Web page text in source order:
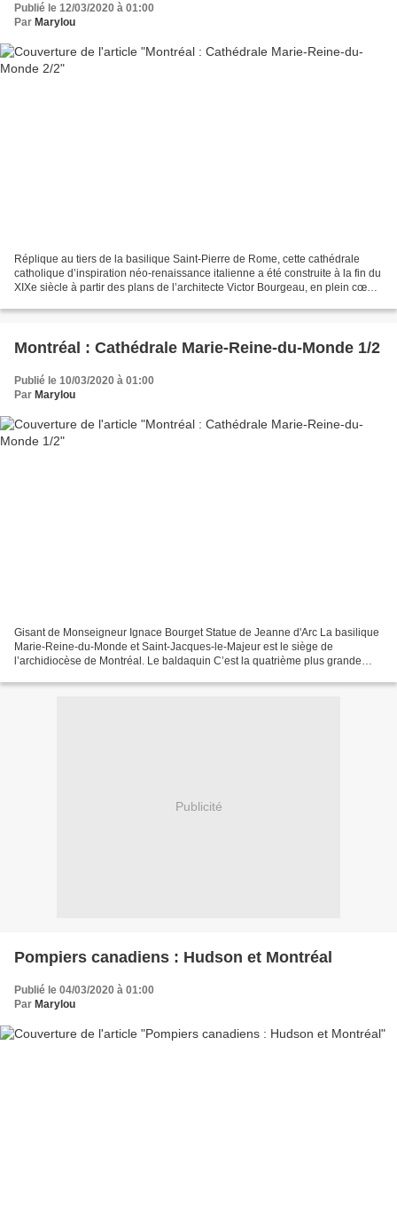
Publié le 12/03/2020 à 01:00
Par Marylou
Réplique au tiers de la basilique Saint-Pierre de Rome, cette cathédrale
catholique d’inspiration néo-renaissance italienne a été construite à la fin du
XIXe siècle à partir des plans de l’architecte Victor Bourgeau, en plein cœur
Montréal : Cathédrale Marie-Reine-du-Monde 1/2
Publié le 10/03/2020 à 01:00
Par Marylou
Gisant de Monseigneur Ignace Bourget Statue de Jeanne d'Arc La basilique
Marie-Reine-du-Monde et Saint-Jacques-le-Majeur est le siège de
l’archidiocèse de Montréal. Le baldaquin C’est la quatrième plus grande
Publicité
Pompiers canadiens : Hudson et Montréal
Publié le 04/03/2020 à 01:00
Par Marylou